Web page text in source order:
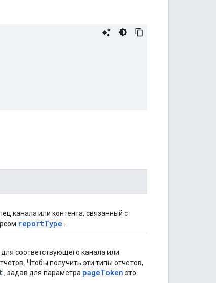
канала или контента, связанный с
reportType
соответствующего канала или
Чтобы получить эти типы отчетов,
, задав для параметра pageToken это